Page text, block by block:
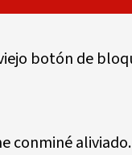
botón de
conminé